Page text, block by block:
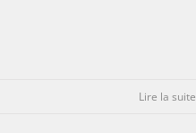
Lire la suite